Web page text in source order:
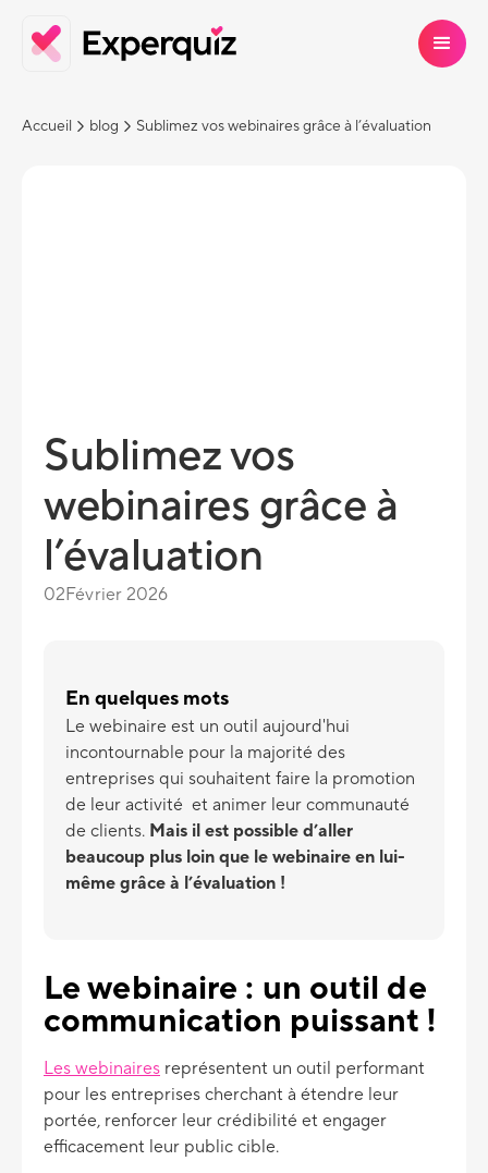
Accueil blog Sublimez vos webinaires grâce à l’évaluation
Sublimez vos
webinaires grâce à
l’évaluation
02Février 2026
En quelques mots
Le webinaire est un outil aujourd'hui
incontournable pour la majorité des
entreprises qui souhaitent faire la promotion
de leur activité et animer leur communauté
de clients. Mais il est possible d’aller
beaucoup plus loin que le webinaire en lui-
même grâce à l’évaluation !
Le webinaire : un outil de
communication puissant !
Les webinaires représentent un outil performant
pour les entreprises cherchant à étendre leur
portée, renforcer leur crédibilité et engager
efficacement leur public cible.